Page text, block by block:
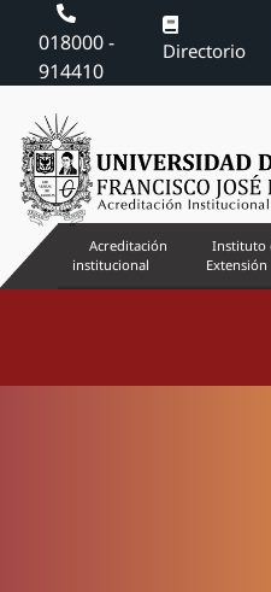
018000 -
914410
Directorio
Acreditación
institucional
Instituto
Extensión